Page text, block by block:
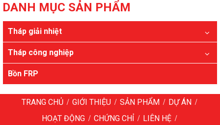
DANH MỤC SẢN PHẨM
Tháp giải nhiệt
Tháp công nghiệp
Bồn FRP
TRANG CHỦ / GIỚI THIỆU / SẢN PHẨM / DỰ ÁN /
HOẠT ĐỘNG / CHỨNG CHỈ / LIÊN HỆ /